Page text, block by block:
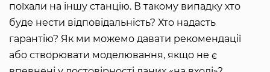
поїхали на іншу станцію. В такому випадку хто
буде нести відповідальність? Хто надасть
гарантію? Як ми можемо давати рекомендації
або створювати моделювання, якщо не є